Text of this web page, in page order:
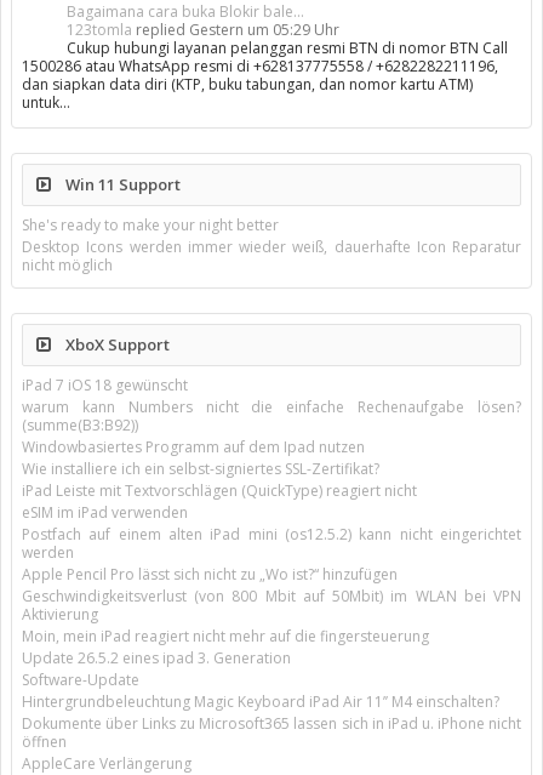
Bagaimana cara buka Blokir bale...
123tomla replied Gestern um 05:29 Uhr
Cukup hubungi layanan pelanggan resmi BTN di nomor BTN Call
1500286 atau WhatsApp resmi di +628137775558 / +6282282211196,
dan siapkan data diri (KTP, buku tabungan, dan nomor kartu ATM)
untuk…
Win 11 Support
She's ready to make your night better
Desktop Icons werden immer wieder weiß, dauerhafte Icon Reparatur
nicht möglich
XboX Support
iPad 7 iOS 18 gewünscht
warum kann Numbers nicht die einfache Rechenaufgabe lösen?
(summe(B3:B92))
Windowbasiertes Programm auf dem Ipad nutzen
Wie installiere ich ein selbst-signiertes SSL-Zertifikat?
iPad Leiste mit Textvorschlägen (QuickType) reagiert nicht
eSIM im iPad verwenden
Postfach auf einem alten iPad mini (os12.5.2) kann nicht eingerichtet
werden
Apple Pencil Pro lässt sich nicht zu „Wo ist?“ hinzufügen
Geschwindigkeitsverlust (von 800 Mbit auf 50Mbit) im WLAN bei VPN
Aktivierung
Moin, mein iPad reagiert nicht mehr auf die fingersteuerung
Update 26.5.2 eines ipad 3. Generation
Software-Update
Hintergrundbeleuchtung Magic Keyboard iPad Air 11’’ M4 einschalten?
Dokumente über Links zu Microsoft365 lassen sich in iPad u. iPhone nicht
öffnen
AppleCare Verlängerung